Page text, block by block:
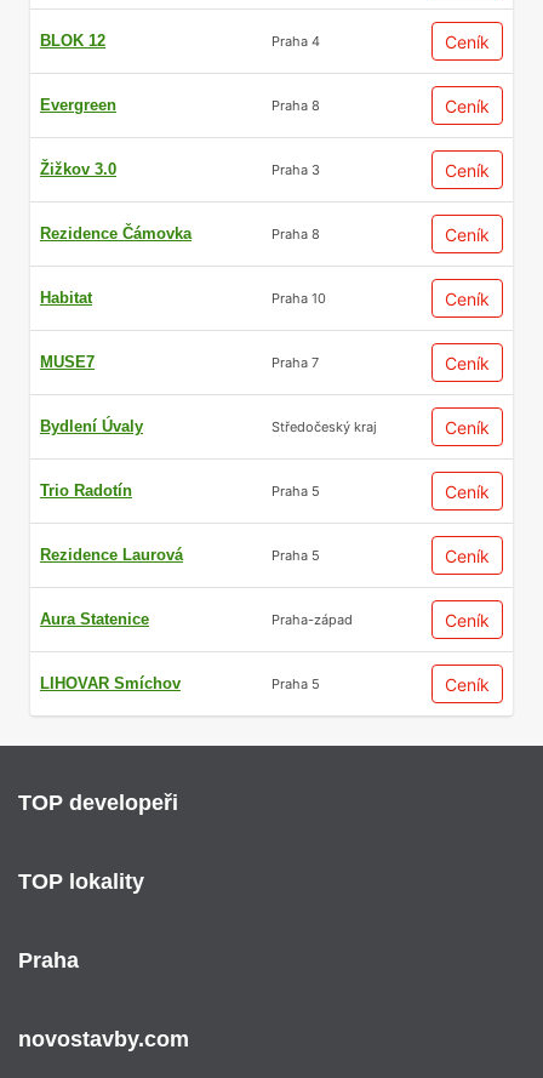
BLOK 12 Praha 4 Ceník
Evergreen Praha 8 Ceník
Žižkov 3.0 Praha 3 Ceník
Rezidence Čámovka Praha 8 Ceník
Habitat Praha 10 Ceník
MUSE7 Praha 7 Ceník
Bydlení Úvaly Středočeský kraj Ceník
Trio Radotín Praha 5 Ceník
Rezidence Laurová Praha 5 Ceník
Aura Statenice Praha-západ Ceník
LIHOVAR Smíchov Praha 5 Ceník
TOP developeři
TOP lokality
Praha
novostavby.com